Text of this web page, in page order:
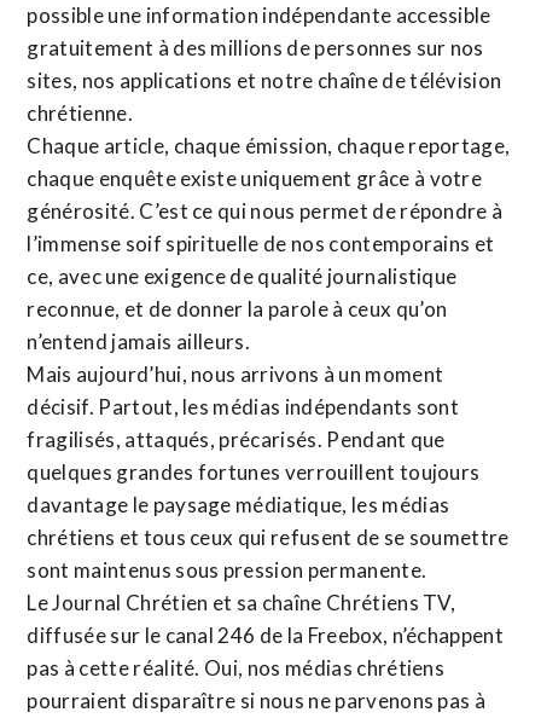
possible une information indépendante accessible
gratuitement à des millions de personnes sur nos
sites, nos applications et notre chaîne de télévision
chrétienne.
Chaque article, chaque émission, chaque reportage,
chaque enquête existe uniquement grâce à votre
générosité. C’est ce qui nous permet de répondre à
l’immense soif spirituelle de nos contemporains et
ce, avec une exigence de qualité journalistique
reconnue, et de donner la parole à ceux qu’on
n’entend jamais ailleurs.
Mais aujourd’hui, nous arrivons à un moment
décisif. Partout, les médias indépendants sont
fragilisés, attaqués, précarisés. Pendant que
quelques grandes fortunes verrouillent toujours
davantage le paysage médiatique, les médias
chrétiens et tous ceux qui refusent de se soumettre
sont maintenus sous pression permanente.
Le Journal Chrétien et sa chaîne Chrétiens TV,
diffusée sur le canal 246 de la Freebox, n’échappent
pas à cette réalité. Oui, nos médias chrétiens
pourraient disparaître si nous ne parvenons pas à